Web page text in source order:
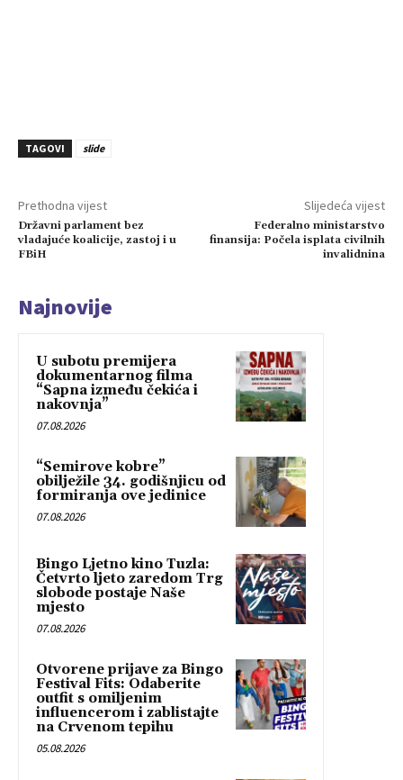
TAGOVI slide
Prethodna vijest
Državni parlament bez
vladajuće koalicije, zastoj i u
FBiH
Slijedeća vijest
Federalno ministarstvo
finansija: Počela isplata civilnih
invalidnina
Najnovije
U subotu premijera
dokumentarnog filma
“Sapna između čekića i
nakovnja”
07.08.2026
“Semirove kobre”
obilježile 34. godišnjicu od
formiranja ove jedinice
07.08.2026
Bingo Ljetno kino Tuzla:
Četvrto ljeto zaredom Trg
slobode postaje Naše
mjesto
07.08.2026
Otvorene prijave za Bingo
Festival Fits: Odaberite
outfit s omiljenim
influencerom i zablistajte
na Crvenom tepihu
05.08.2026